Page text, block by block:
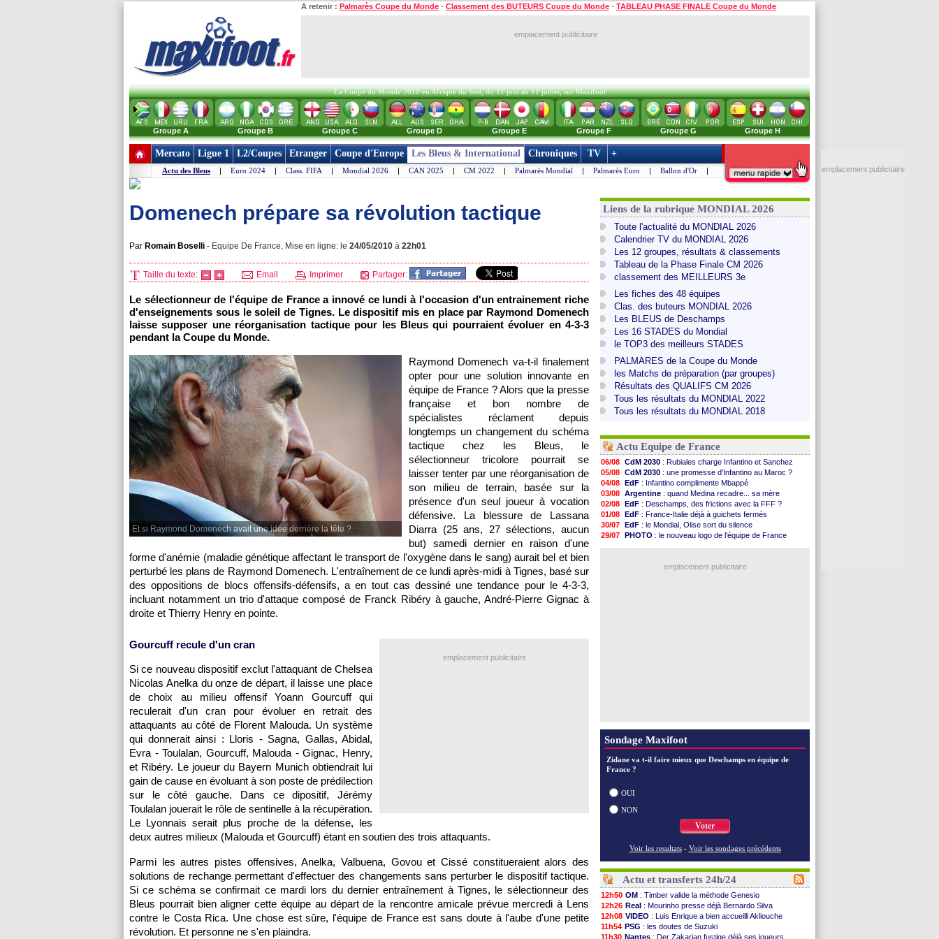
A retenir : Palmarès Coupe du Monde - Classement des BUTEURS Coupe du Monde - TABLEAU PHASE FINALE Coupe du Monde
emplacement publicitaire
La Coupe du Monde 2010 en Afrique du Sud, du 11 juin au 11 juillet, sur Maxifoot
Groupe A Groupe B Groupe C Groupe D Groupe E Groupe F Groupe G Groupe H
Mercato Ligue 1 L2/Coupes Etranger Coupe d'Europe Les Bleus & International Chroniques TV +
Actu des Bleus | Euro 2024 | Class. FIFA | Mondial 2026 | CAN 2025 | CM 2022 | Palmarès Mondial | Palmarès Euro | Ballon d'Or |
Domenech prépare sa révolution tactique
Par Romain Boselli - Equipe De France, Mise en ligne: le 24/05/2010 à 22h01
Taille du texte: Email Imprimer Partager:
Le sélectionneur de l'équipe de France a innové ce lundi à l'occasion d'un entrainement riche
d'enseignements sous le soleil de Tignes. Le dispositif mis en place par Raymond Domenech
laisse supposer une réorganisation tactique pour les Bleus qui pourraient évoluer en 4-3-3
pendant la Coupe du Monde.
Et si Raymond Domenech avait une idée derrière la tête ?
Raymond Domenech va-t-il finalement
opter pour une solution innovante en
équipe de France ? Alors que la presse
française et bon nombre de
spécialistes réclament depuis
longtemps un changement du schéma
tactique chez les Bleus, le
sélectionneur tricolore pourrait se
laisser tenter par une réorganisation de
son milieu de terrain, basée sur la
présence d'un seul joueur à vocation
défensive. La blessure de Lassana
Diarra (25 ans, 27 sélections, aucun
but) samedi dernier en raison d'une
forme d'anémie (maladie génétique affectant le transport de l'oxygène dans le sang) aurait bel et bien
perturbé les plans de Raymond Domenech. L'entraînement de ce lundi après-midi à Tignes, basé sur
des oppositions de blocs offensifs-défensifs, a en tout cas dessiné une tendance pour le 4-3-3,
incluant notamment un trio d'attaque composé de Franck Ribéry à gauche, André-Pierre Gignac à
droite et Thierry Henry en pointe.
emplacement publicitaire
Gourcuff recule d'un cran
Si ce nouveau dispositif exclut l'attaquant de Chelsea
Nicolas Anelka du onze de départ, il laisse une place
de choix au milieu offensif Yoann Gourcuff qui
reculerait d'un cran pour évoluer en retrait des
attaquants au côté de Florent Malouda. Un système
qui donnerait ainsi : Lloris - Sagna, Gallas, Abidal,
Evra - Toulalan, Gourcuff, Malouda - Gignac, Henry,
et Ribéry. Le joueur du Bayern Munich obtiendrait lui
gain de cause en évoluant à son poste de prédilection
sur le côté gauche. Dans ce dipositif, Jérémy
Toulalan jouerait le rôle de sentinelle à la récupération.
Le Lyonnais serait plus proche de la défense, les
deux autres milieux (Malouda et Gourcuff) étant en soutien des trois attaquants.
Parmi les autres pistes offensives, Anelka, Valbuena, Govou et Cissé constitueraient alors des
solutions de rechange permettant d'effectuer des changements sans perturber le dispositif tactique.
Si ce schéma se confirmait ce mardi lors du dernier entraînement à Tignes, le sélectionneur des
Bleus pourrait bien aligner cette équipe au départ de la rencontre amicale prévue mercredi à Lens
contre le Costa Rica. Une chose est sûre, l'équipe de France est sans doute à l'aube d'une petite
révolution. Et personne ne s'en plaindra.
Liens de la rubrique MONDIAL 2026
Toute l'actualité du MONDIAL 2026
Calendrier TV du MONDIAL 2026
Les 12 groupes, résultats & classements
Tableau de la Phase Finale CM 2026
classement des MEILLEURS 3e
Les fiches des 48 équipes
Clas. des buteurs MONDIAL 2026
Les BLEUS de Deschamps
Les 16 STADES du Mondial
le TOP3 des meilleurs STADES
PALMARES de la Coupe du Monde
les Matchs de préparation (par groupes)
Résultats des QUALIFS CM 2026
Tous les résultats du MONDIAL 2022
Tous les résultats du MONDIAL 2018
Actu Equipe de France
06/08 CdM 2030 : Rubiales charge Infantino et Sanchez
05/08 CdM 2030 : une promesse d'Infantino au Maroc ?
04/08 EdF : Infantino complimente Mbappé
03/08 Argentine : quand Medina recadre... sa mère
02/08 EdF : Deschamps, des frictions avec la FFF ?
01/08 EdF : France-Italie déjà à guichets fermés
30/07 EdF : le Mondial, Olise sort du silence
29/07 PHOTO : le nouveau logo de l'équipe de France
: Zidane pense déjà à un retour de Mendy
emplacement publicitaire
Sondage Maxifoot
Zidane va t-il faire mieux que Deschamps en équipe de
France ?
OUI
NON
Voter
Voir les resultats - Voir les sondages précédents
Actu et transferts 24h/24
12h50 OM : Timber valide la méthode Genesio
12h26 Real : Mourinho presse déjà Bernardo Silva
12h08 VIDEO : Luis Enrique a bien accueilli Akliouche
11h54 PSG : les doutes de Suzuki
11h30 Nantes : Der Zakarian fustige déjà ses joueurs
emplacement publicitaire